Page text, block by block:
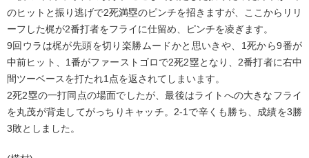
のヒットと振り逃げで2死満塁のピンチを招きますが、ここからリリ
ーフした梶が2番打者をフライに仕留め、ピンチを凌ぎます。
9回ウラは梶が先頭を切り楽勝ムードかと思いきや、1死から9番が
中前ヒット、1番がファーストゴロで2死2塁となり、2番打者に右中
間ツーベースを打たれ1点を返されてしまいます。
2死2塁の一打同点の場面でしたが、最後はライトへの大きなフライ
を丸茂が背走してがっちりキャッチ。2-1で辛くも勝ち、成績を3勝
3敗としました。